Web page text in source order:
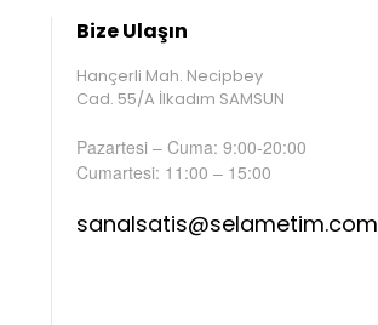
Bize Ulaşın
Hançerli Mah. Necipbey
Cad. 55/A İlkadım SAMSUN
Pazartesi – Cuma: 9:00-20:00
Cumartesi: 11:00 – 15:00
sanalsatis@selametim.com